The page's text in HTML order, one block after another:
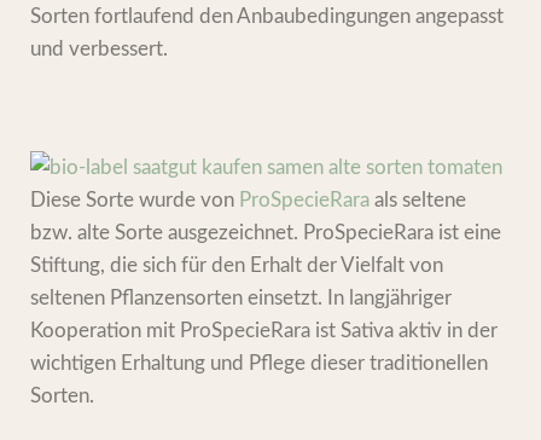
Sorten fortlaufend den Anbaubedingungen angepasst
und verbessert.
Diese Sorte wurde von ProSpecieRara als seltene
bzw. alte Sorte ausgezeichnet. ProSpecieRara ist eine
Stiftung, die sich für den Erhalt der Vielfalt von
seltenen Pflanzensorten einsetzt. In langjähriger
Kooperation mit ProSpecieRara ist Sativa aktiv in der
wichtigen Erhaltung und Pflege dieser traditionellen
Sorten.